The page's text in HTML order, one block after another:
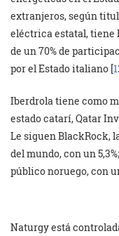
extranjeros, según
eléctrica estatal, tiene
de un 70% de
por el Estado italiano [
Iberdrola tiene como
estado catarí, Qatar
Le siguen BlackRock,
del mundo, con un
público noruego, con
Naturgy está